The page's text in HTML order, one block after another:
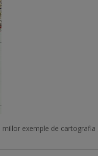
exemple de